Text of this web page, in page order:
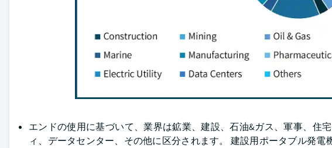
エンドの使用に基づいて、業界は鉱業、建設、石油&ガス、軍事、住
ィ、データセンター、その他に区分されます。 建設用ポータブル発電